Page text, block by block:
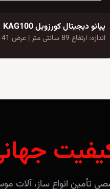
پیانو دیجیتال کورزویل KAG100
اندازه: ارتفاع 89 سانتی متر | عرض 141…
تجربه، مرجع تخصصی تأمین انواع ساز،